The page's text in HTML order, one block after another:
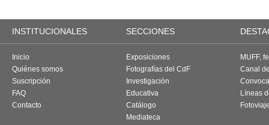
INSTITUCIONALES SECCIONES
Inicio
Quiénes somos
Suscripción
FAQ
Contacto
Exposiciones
Fotografías del CdF
Investigación
Educativa
Catálogo
Mediateca
MUFF,
Canal
Líneas